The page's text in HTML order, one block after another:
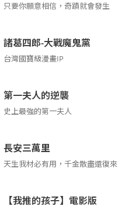
只要你願意相信，奇蹟就會發生
諸葛四郎-大戰魔鬼黨
台灣國寶級漫畫IP
第一夫人的逆襲
史上最強的第一夫人
長安三萬里
天生我材必有用，千金散盡還復來
【我推的孩子】電影版